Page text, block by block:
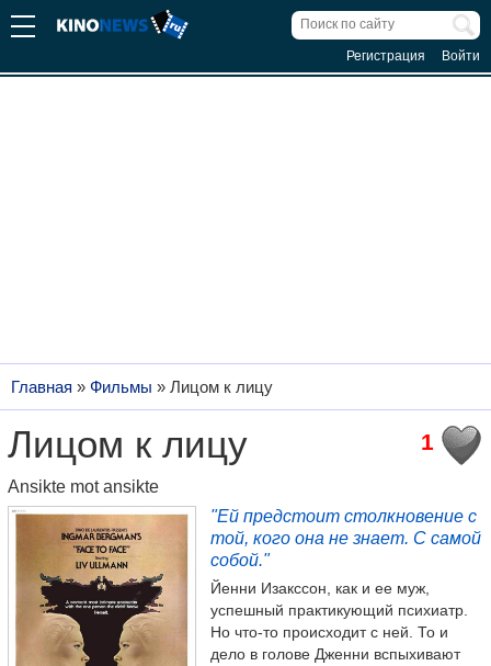
Регистрация Войти
Главная » Фильмы » Лицом к лицу
1
Лицом к лицу
Ansikte mot ansikte
"Ей предстоит столкновение с
той, кого она не знает. С самой
собой."
Йенни Изакссон, как и ее муж,
успешный практикующий психиатр.
Но что-то происходит с ней. То и
дело в голове Дженни вспыхивают